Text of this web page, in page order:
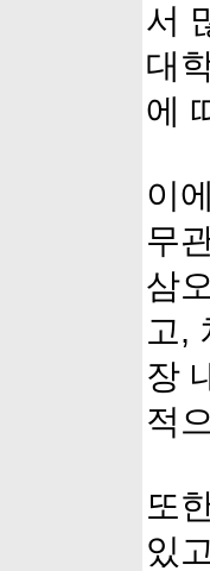
서
대
에
이
무
삼
고,
장
적
또
있